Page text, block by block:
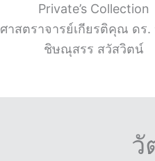
Private’s Collection
ศาสตราจารย์เกียรติคุณ ดร.
ชิษณุสรร สวัสวิตน์